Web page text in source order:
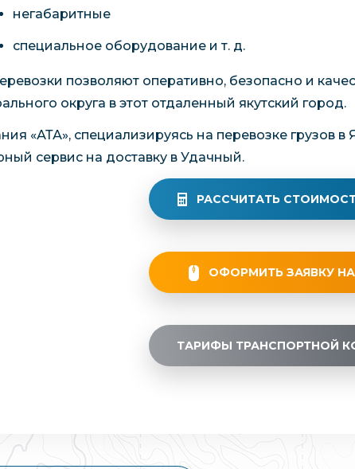
негабаритные
специальное оборудование и т. д.
позволяют оперативно, безопасно и
округа в этот отдаленный якутский город.
«АТА», специализируясь на перевозке грузов
сервис на доставку в Удачный.
РАССЧИТАТЬ
ОФОРМИТЬ ЗАЯВКУ
ТАРИФЫ ТРАНСПОРТНОЙ